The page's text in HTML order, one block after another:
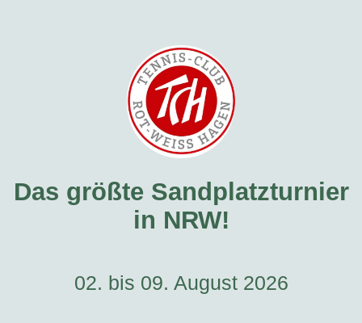
Das größte Sandplatzturnier
in NRW!
02. bis 09. August 2026